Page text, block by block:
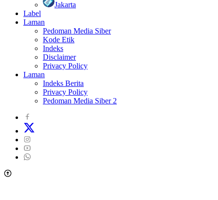
Jakarta
Label
Laman
Pedoman Media Siber
Kode Etik
Indeks
Disclaimer
Privacy Policy
Laman
Indeks Berita
Privacy Policy
Pedoman Media Siber 2